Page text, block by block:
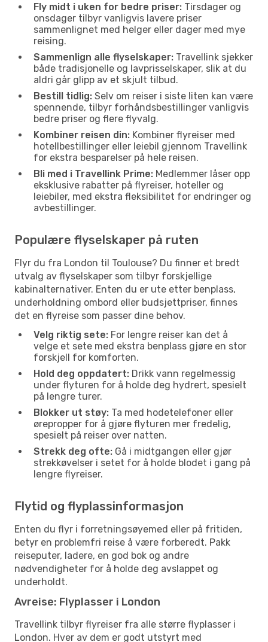
Fly midt i uken for bedre priser: Tirsdager og
onsdager tilbyr vanligvis lavere priser
sammenlignet med helger eller dager med mye
reising.
Sammenlign alle flyselskaper: Travellink sjekker
både tradisjonelle og lavprisselskaper, slik at du
aldri går glipp av et skjult tilbud.
Bestill tidlig: Selv om reiser i siste liten kan være
spennende, tilbyr forhåndsbestillinger vanligvis
bedre priser og flere flyvalg.
Kombiner reisen din: Kombiner flyreiser med
hotellbestillinger eller leiebil gjennom Travellink
for ekstra besparelser på hele reisen.
Bli med i Travellink Prime: Medlemmer låser opp
eksklusive rabatter på flyreiser, hoteller og
leiebiler, med ekstra fleksibilitet for endringer og
avbestillinger.
Populære flyselskaper på ruten
Flyr du fra London til Toulouse? Du finner et bredt
utvalg av flyselskaper som tilbyr forskjellige
kabinalternativer. Enten du er ute etter benplass,
underholdning ombord eller budsjettpriser, finnes
det en flyreise som passer dine behov.
Velg riktig sete: For lengre reiser kan det å
velge et sete med ekstra benplass gjøre en stor
forskjell for komforten.
Hold deg oppdatert: Drikk vann regelmessig
under flyturen for å holde deg hydrert, spesielt
på lengre turer.
Blokker ut støy: Ta med hodetelefoner eller
ørepropper for å gjøre flyturen mer fredelig,
spesielt på reiser over natten.
Strekk deg ofte: Gå i midtgangen eller gjør
strekkøvelser i setet for å holde blodet i gang på
lengre flyreiser.
Flytid og flyplassinformasjon
Enten du flyr i forretningsøyemed eller på fritiden,
betyr en problemfri reise å være forberedt. Pakk
reiseputer, ladere, en god bok og andre
nødvendigheter for å holde deg avslappet og
underholdt.
Avreise: Flyplasser i London
Travellink tilbyr flyreiser fra alle større flyplasser i
London. Hver av dem er godt utstyrt med